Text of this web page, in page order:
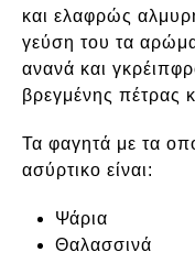
και ελαφρώς
γεύση του τα
ανανά και
βρεγμένης πέτρας
Τα φαγητά με τα
ασύρτικο είναι:
Ψάρια
Θαλασσινά